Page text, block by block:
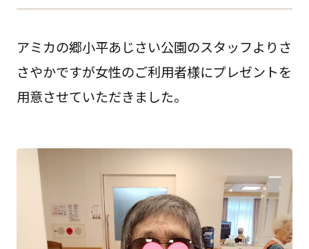
アミカの郷小平あじさい公園のスタッフよりさ
さやかですが女性のご利用者様にプレゼントを
用意させていただきました。